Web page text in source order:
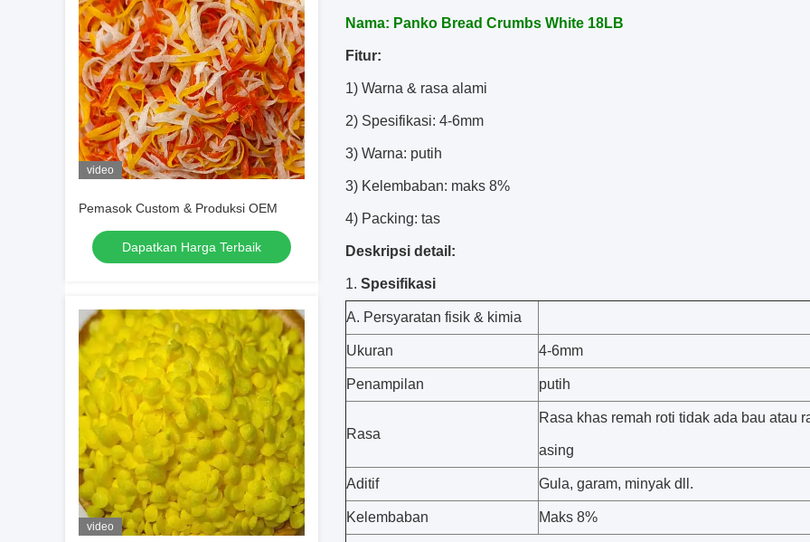
video
Pemasok Custom & Produksi OEM
Dapatkan Harga Terbaik
video
Nama: Panko Bread Crumbs White 18LB
Fitur:
1) Warna & rasa alami
2) Spesifikasi: 4-6mm
3) Warna: putih
3) Kelembaban: maks 8%
4) Packing: tas
Deskripsi detail:
Spesifikasi
A. Persyaratan fisik & kimia
Ukuran 4-6mm
Penampilan putih
Rasa
Rasa khas remah roti tidak ada bau atau
asing
Aditif Gula, garam, minyak dll.
Kelembaban Maks 8%